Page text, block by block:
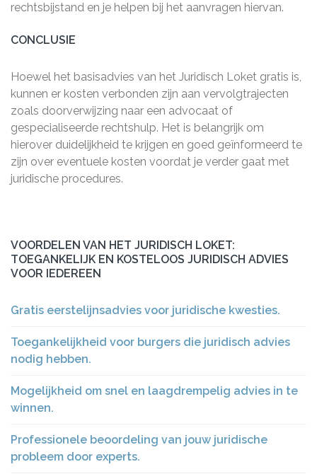
rechtsbijstand en je helpen bij het aanvragen hiervan.
CONCLUSIE
Hoewel het basisadvies van het Juridisch Loket gratis is,
kunnen er kosten verbonden zijn aan vervolgtrajecten
zoals doorverwijzing naar een advocaat of
gespecialiseerde rechtshulp. Het is belangrijk om
hierover duidelijkheid te krijgen en goed geïnformeerd te
zijn over eventuele kosten voordat je verder gaat met
juridische procedures.
VOORDELEN VAN HET JURIDISCH LOKET:
TOEGANKELIJK EN KOSTELOOS JURIDISCH ADVIES
VOOR IEDEREEN
Gratis eerstelijnsadvies voor juridische kwesties.
Toegankelijkheid voor burgers die juridisch advies
nodig hebben.
Mogelijkheid om snel en laagdrempelig advies in te
winnen.
Professionele beoordeling van jouw juridische
probleem door experts.